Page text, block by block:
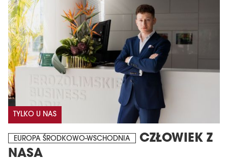
TYLKO U NAS
EUROPA ŚRODKOWO-WSCHODNIA
CZŁOWIEK Z
NASA